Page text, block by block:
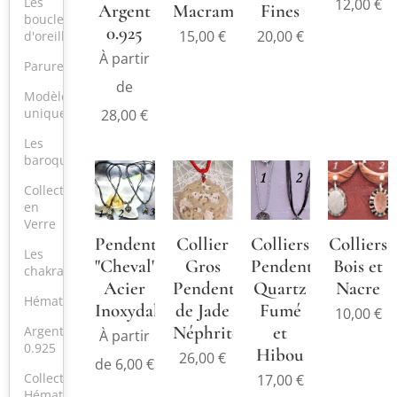
comme
vous le
ciré. Les
couleurs
et les
formes
peuvent
varier
légèreme
nt.
Choisisse
z votre
boucles
d'oreilles
Parures
Modèle
unique
Les
baroques
Collection
en
Verre
Les
chakras
Hématite
Argent
0.925
Collection
Argent
0.925
À partir
de
28,00€
Macramé
15,00€
Fines
20,00€
12,00€
Pendentifs
"Cheval"
Acier
Inoxydable
À partir
de 6,00€
Collier
Gros
Pendentif
de Jade
Néphrite
26,00€
Colliers
Pendentif
Quartz
Fumé
et
Hibou
17,00€
Colliers
Bois et
Nacre
10,00€